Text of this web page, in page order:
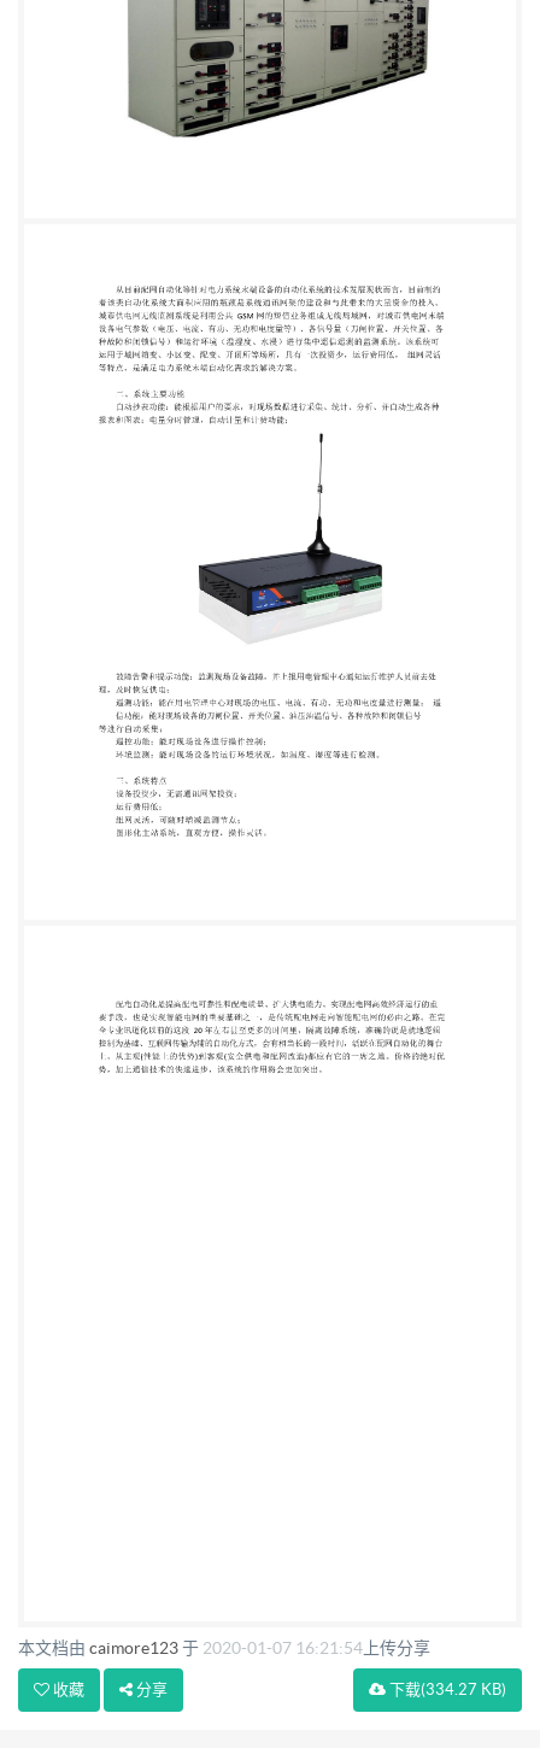
统。该系统可 运用于城网箱变、小区变、配变、开闭
所等场所，具有一次投资少，运行费用低， 组网灵活
等特点，是满足电力系统末端自动化需求的解决方
案。 二、系统主要功能 自动抄表功能：能根据用户
时恢复供电； 遥测功能：能在用电管理中心对现场的
电压、电流、有功、无功和电度量进行测量； 遥 信
功能：能对现场设备的刀闸位置、开关位置、油压油
温信号、各种故障和闭锁信号 等进行自动采集； 遥
控功能：能对现场设备进行操作控制； 环境监测：能
对现场设备的运行环境状况，如温度、湿度等进行检
测。 三、系统特点 设备投资少，无需通讯网架投
资； 运行费用低； 组网灵活，可随时增减监测节
点； 图形化主站系统，直观方便，操作灵活。 配
电自动化是提高配电可靠性和配电质量、扩大供电能
智能电网的重要基础之一，是传统配电网走向智能配
电网的必由之路。在完 全专业讯道化以前的这段 20
年左右甚至更多的时间里，隔离故障系统，准确的说
是就地逻辑 控制为基础、互联网传输为辅的自动化方
本文档由 caimore123于 2020-01-07 16:21:54 上传分享
下载(334.27 KB)
收藏 分享